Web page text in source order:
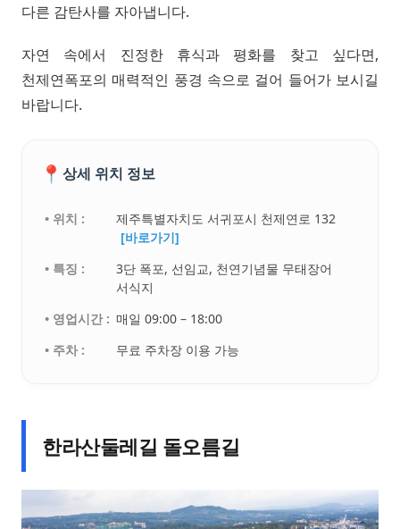
다른 감탄사를 자아냅니다.
자연 속에서 진정한 휴식과 평화를 찾고 싶다면,
천제연폭포의 매력적인 풍경 속으로 걸어 들어가 보시길
바랍니다.
📍 상세 위치 정보
• 위치 :
제주특별자치도 서귀포시 천제연로 132
[바로가기]
• 특징 :
3단 폭포, 선임교, 천연기념물 무태장어
서식지
• 영업시간 : 매일 09:00 – 18:00
• 주차 :
무료 주차장 이용 가능
한라산둘레길 돌오름길